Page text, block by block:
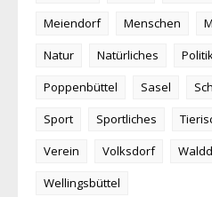
Meiendorf
Menschen
Natur
Natürliches
Poppenbüttel
Sasel
Sport
Sportliches
Verein
Volksdorf
Wellingsbüttel